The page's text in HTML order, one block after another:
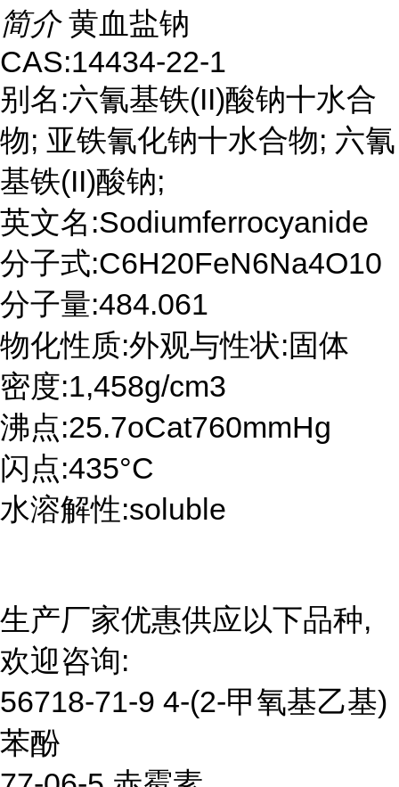
简介 黄血盐钠
CAS:14434-22-1
别名:六氰基铁(II)酸钠十水合
物; 亚铁氰化钠十水合物; 六氰
基铁(II)酸钠;
英文名:Sodiumferrocyanide
分子式:C6H20FeN6Na4O10
分子量:484.061
物化性质:外观与性状:固体
密度:1,458g/cm3
沸点:25.7oCat760mmHg
闪点:435°C
水溶解性:soluble
生产厂家优惠供应以下品种,
欢迎咨询:
56718-71-9 4-(2-甲氧基乙基)
苯酚